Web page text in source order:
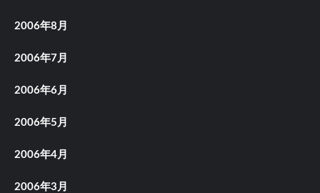
2006年8月
2006年7月
2006年6月
2006年5月
2006年4月
2006年3月